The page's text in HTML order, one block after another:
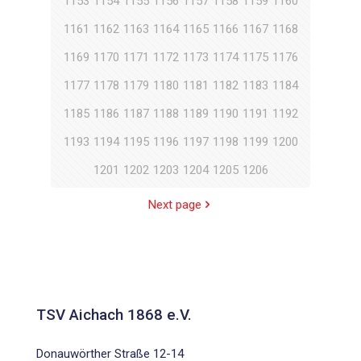
1161 1162 1163 1164 1165 1166 1167 1168
1169 1170 1171 1172 1173 1174 1175 1176
1177 1178 1179 1180 1181 1182 1183 1184
1185 1186 1187 1188 1189 1190 1191 1192
1193 1194 1195 1196 1197 1198 1199 1200
1201 1202 1203 1204 1205 1206
Next page
TSV Aichach 1868 e.V.
Donauwörther Straße 12-14